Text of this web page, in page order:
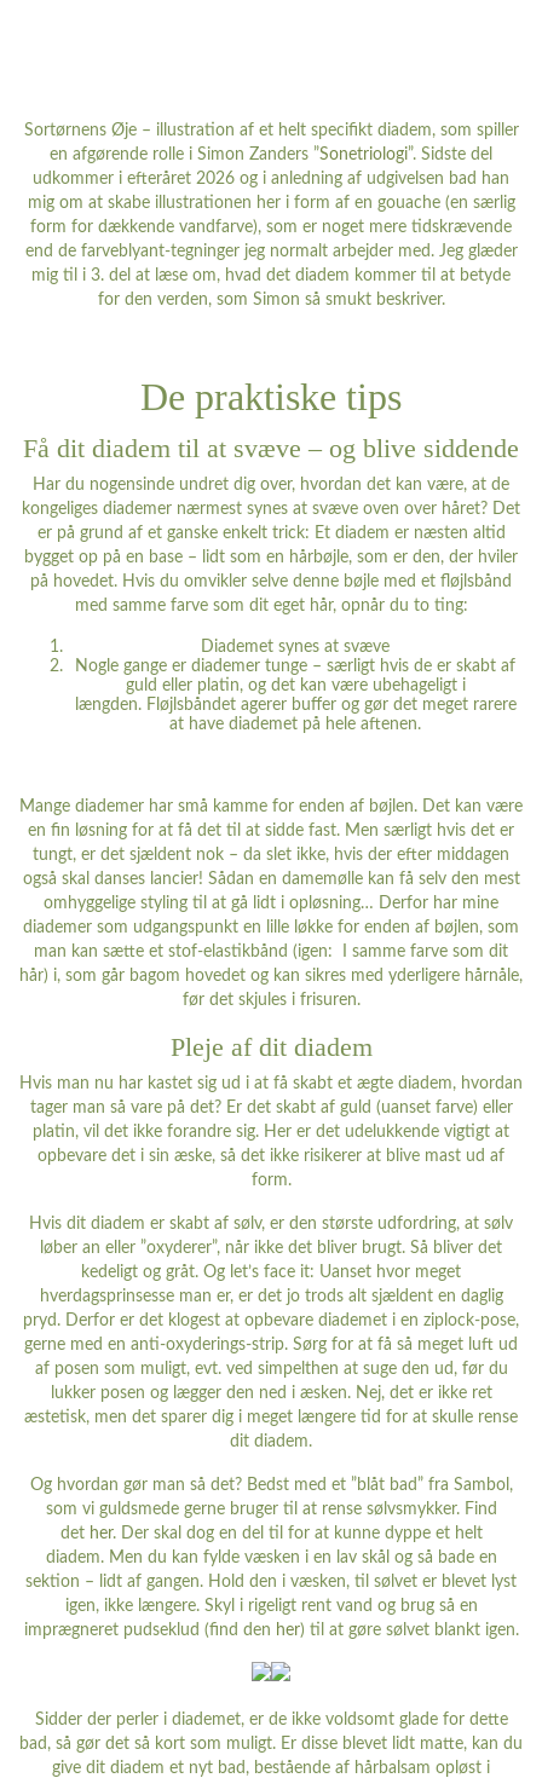
Sortørnens Øje – illustration af et helt specifikt diadem, som spiller
en afgørende rolle i Simon Zanders ”Sonetriologi”. Sidste del
udkommer i efteråret 2026 og i anledning af udgivelsen bad han
mig om at skabe illustrationen her i form af en gouache (en særlig
form for dækkende vandfarve), som er noget mere tidskrævende
end de farveblyant-tegninger jeg normalt arbejder med. Jeg glæder
mig til i 3. del at læse om, hvad det diadem kommer til at betyde
for den verden, som Simon så smukt beskriver.
De praktiske tips
Få dit diadem til at svæve – og blive siddende
Har du nogensinde undret dig over, hvordan det kan være, at de
kongeliges diademer nærmest synes at svæve oven over håret? Det
er på grund af et ganske enkelt trick: Et diadem er næsten altid
bygget op på en base – lidt som en hårbøjle, som er den, der hviler
på hovedet. Hvis du omvikler selve denne bøjle med et fløjlsbånd
med samme farve som dit eget hår, opnår du to ting:
Diademet synes at svæve
Nogle gange er diademer tunge – særligt hvis de er skabt af
guld eller platin, og det kan være ubehageligt i
længden. Fløjlsbåndet agerer buffer og gør det meget rarere
at have diademet på hele aftenen.
Mange diademer har små kamme for enden af bøjlen. Det kan være
en fin løsning for at få det til at sidde fast. Men særligt hvis det er
tungt, er det sjældent nok – da slet ikke, hvis der efter middagen
også skal danses lancier! Sådan en damemølle kan få selv den mest
omhyggelige styling til at gå lidt i opløsning… Derfor har mine
diademer som udgangspunkt en lille løkke for enden af bøjlen, som
man kan sætte et stof-elastikbånd (igen: I samme farve som dit
hår) i, som går bagom hovedet og kan sikres med yderligere hårnåle,
før det skjules i frisuren.
Pleje af dit diadem
Hvis man nu har kastet sig ud i at få skabt et ægte diadem, hvordan
tager man så vare på det? Er det skabt af guld (uanset farve) eller
platin, vil det ikke forandre sig. Her er det udelukkende vigtigt at
opbevare det i sin æske, så det ikke risikerer at blive mast ud af
form.
Hvis dit diadem er skabt af sølv, er den største udfordring, at sølv
løber an eller ”oxyderer”, når ikke det bliver brugt. Så bliver det
kedeligt og gråt. Og let’s face it: Uanset hvor meget
hverdagsprinsesse man er, er det jo trods alt sjældent en daglig
pryd. Derfor er det klogest at opbevare diademet i en ziplock-pose,
gerne med en anti-oxyderings-strip. Sørg for at få så meget luft ud
af posen som muligt, evt. ved simpelthen at suge den ud, før du
lukker posen og lægger den ned i æsken. Nej, det er ikke ret
æstetisk, men det sparer dig i meget længere tid for at skulle rense
dit diadem.
Og hvordan gør man så det? Bedst med et ”blåt bad” fra Sambol,
som vi guldsmede gerne bruger til at rense sølvsmykker. Find
det her. Der skal dog en del til for at kunne dyppe et helt
diadem. Men du kan fylde væsken i en lav skål og så bade en
sektion – lidt af gangen. Hold den i væsken, til sølvet er blevet lyst
igen, ikke længere. Skyl i rigeligt rent vand og brug så en
imprægneret pudseklud (find den her) til at gøre sølvet blankt igen.
Sidder der perler i diademet, er de ikke voldsomt glade for dette
bad, så gør det så kort som muligt. Er disse blevet lidt matte, kan du
give dit diadem et nyt bad, bestående af hårbalsam opløst i